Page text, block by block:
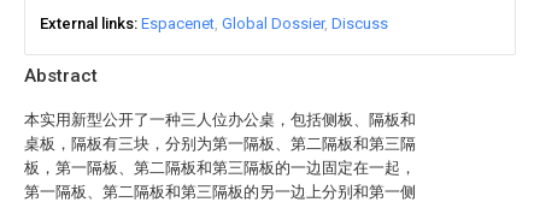
Abstract
本实用新型公开了一种三人位办公桌，包括侧板、隔板和
桌板，隔板有三块，分别为第一隔板、第二隔板和第三隔
板，第一隔板、第二隔板和第三隔板的一边固定在一起，
第一隔板、第二隔板和第三隔板的另一边上分别和第一侧
External links Espacenet Global Dossier Discuss